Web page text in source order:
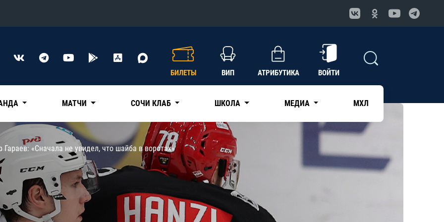
Конференция «Восток»
Нефтехимик
Трактор
Дивизион Чернышева
Авангард
Адмирал
КХЛ
БИЛЕТЫ ВИП АТРИБУТИКА ВОЙТИ
МАТЧИ СОЧИ КЛАБ ШКОЛА МЕДИА МХЛ
Гараев: «Cначала не увидел, что шайба в воротах»